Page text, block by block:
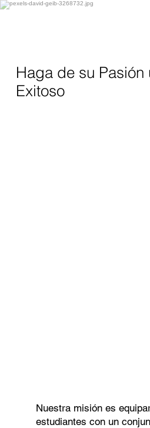
Haga de su
Exitoso
Nuestra misión es
estudiantes con un